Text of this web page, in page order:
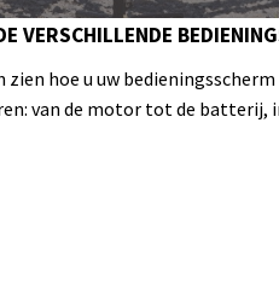
VERSCHILLENDE
zien hoe u uw
van de motor tot de batterij,